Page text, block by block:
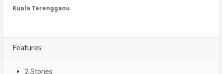
Kuala Terengganu.
Features
2 Stories